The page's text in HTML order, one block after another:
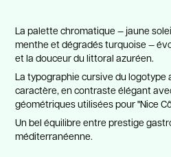
La palette chromatique — jaune
menthe et dégradés turquoise —
et la douceur du littoral azuréen.
La typographie cursive du logotype
caractère, en contraste élégant
géométriques utilisées pour "Nice
Un bel équilibre entre prestige
méditerranéenne.